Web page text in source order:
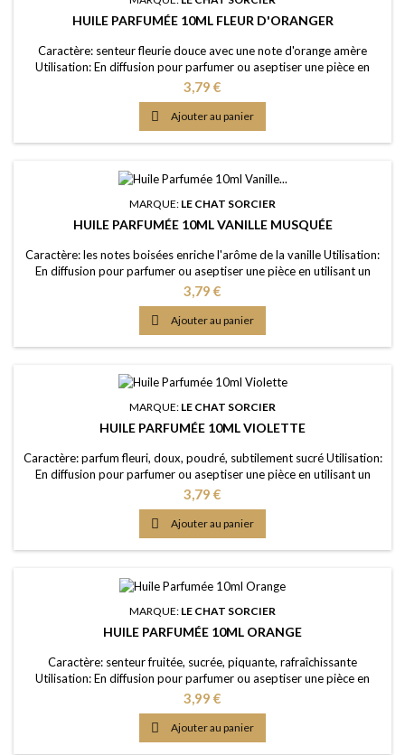
HUILE PARFUMÉE 10ML FLEUR D'ORANGER
Caractère: senteur fleurie douce avec une note d'orange amère
Utilisation: En diffusion pour parfumer ou aseptiser une pièce en
utilisant un brûle-parfum ou un diffuseur (diluée dans de l'eau); dans
un pot-pourri ou sur les fleurs séchées; en ajoutant à vos lessives ou
votre eau de ménage Elaboration: Une huile de parfum de première
qualité, portée...
Prix
3,79 €
 Ajouter au panier
MARQUE: LE CHAT SORCIER
HUILE PARFUMÉE 10ML VANILLE MUSQUÉE
Caractère: les notes boisées enriche l'arôme de la vanille Utilisation:
En diffusion pour parfumer ou aseptiser une pièce en utilisant un
brûle-parfum ou un diffuseur (diluée dans de l'eau); dans un pot-
pourri ou sur les fleurs séchées; en ajoutant à vos lessives ou votre
eau de ménage Elaboration: Une huile de parfum de première
qualité, portée...
Prix
3,79 €
 Ajouter au panier
MARQUE: LE CHAT SORCIER
HUILE PARFUMÉE 10ML VIOLETTE
Caractère: parfum fleuri, doux, poudré, subtilement sucré Utilisation:
En diffusion pour parfumer ou aseptiser une pièce en utilisant un
brûle-parfum ou un diffuseur (diluée dans de l'eau); dans un pot-
pourri ou sur les fleurs séchées; en ajoutant à vos lessives ou votre
eau de ménage Elaboration: Une huile de parfum de première
qualité, portée dans une...
Prix
3,79 €
 Ajouter au panier
MARQUE: LE CHAT SORCIER
HUILE PARFUMÉE 10ML ORANGE
Caractère: senteur fruitée, sucrée, piquante, rafraîchissante
Utilisation: En diffusion pour parfumer ou aseptiser une pièce en
utilisant un brûle-parfum ou un diffuseur (diluée dans de l'eau); dans
un pot-pourri ou sur les fleurs séchées; en ajoutant à vos lessives ou
votre eau de ménage Elaboration: Une huile de parfum de première
qualité, portée dans...
Prix
3,99 €
 Ajouter au panier